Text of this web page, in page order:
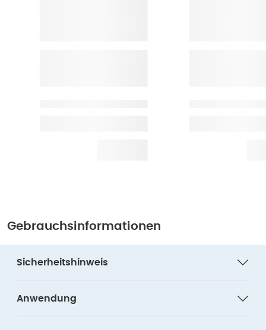
Gebrauchsinformationen
Sicherheitshinweis
Anwendung